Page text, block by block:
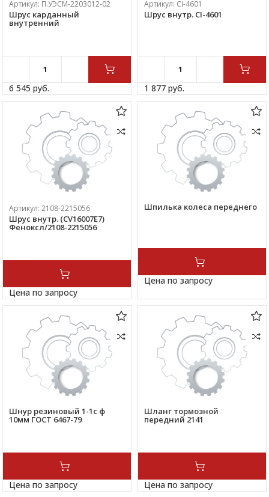
Артикул: П.УЭСМ-2203012-02
Шрус карданный
внутренний
6 545 руб.
Артикул: CI-4601
Шрус внутр. CI-4601
1 877 руб.
Артикул: 2108-2215056
Шрус внутр. (CV16007E7)
Феноксл/2108-2215056
Цена по запросу
Шпилька колеса переднего
Цена по запросу
Шнур резиновый 1-1с ф
10мм ГОСТ 6467-79
Цена по запросу
Шланг тормозной
передний 2141
Цена по запросу